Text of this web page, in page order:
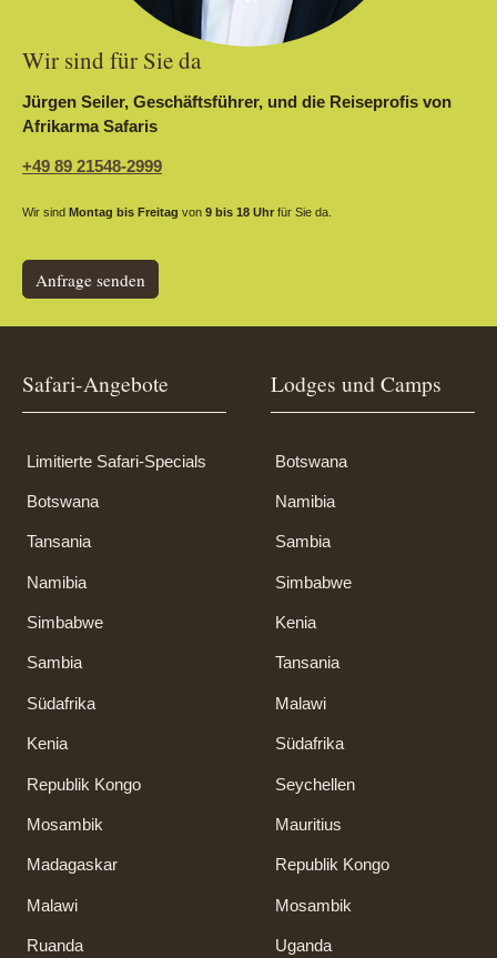
Wir sind für Sie da
Jürgen Seiler, Geschäftsführer, und die Reiseprofis von
Afrikarma Safaris
+49 89 21548-2999
Wir sind Montag bis Freitag von 9 bis 18 Uhr für Sie da.
Anfrage senden
Safari-Angebote
Limitierte Safari-Specials
Botswana
Tansania
Namibia
Simbabwe
Sambia
Südafrika
Kenia
Republik Kongo
Mosambik
Madagaskar
Malawi
Ruanda
Lodges und Camps
Botswana
Namibia
Sambia
Simbabwe
Kenia
Tansania
Malawi
Südafrika
Seychellen
Mauritius
Republik Kongo
Mosambik
Uganda